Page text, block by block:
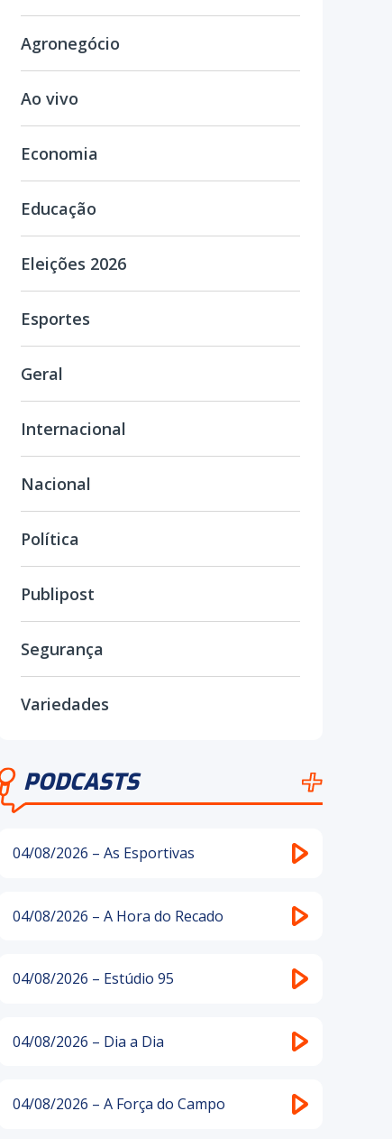
Agronegócio
Ao vivo
Economia
Educação
Eleições 2026
Esportes
Geral
Internacional
Nacional
Política
Publipost
Segurança
Variedades
PODCASTS
04/08/2026 – As Esportivas
04/08/2026 – A Hora do Recado
04/08/2026 – Estúdio 95
04/08/2026 – Dia a Dia
04/08/2026 – A Força do Campo